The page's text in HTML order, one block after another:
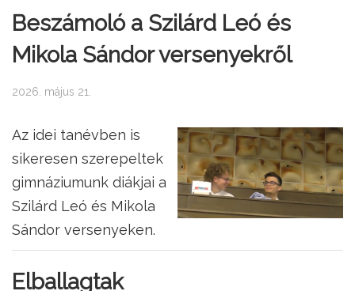
Beszámoló a Szilárd Leó és
Mikola Sándor versenyekről
2026. május 21.
Az idei tanévben is
sikeresen szerepeltek
gimnáziumunk diákjai a
Szilárd Leó és Mikola
Sándor versenyeken.
Elballagtak